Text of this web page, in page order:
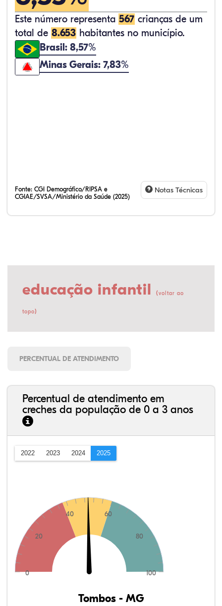
Este número representa 567 crianças de um
total de 8.653 habitantes no município.
Brasil: 8,57%
Minas Gerais: 7,83%
Fonte: CGI Demográfico/RIPSA e
CGIAE/SVSA/Ministério da Saúde (2025)
Notas Técnicas
educação infantil (voltar ao
topo)
PERCENTUAL DE ATENDIMENTO
Percentual de atendimento em
creches da população de 0 a 3 anos
2022 2023 2024 2025
0
20
40 60
80
100
Tombos - MG